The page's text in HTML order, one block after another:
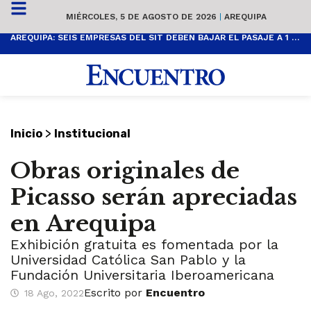
MIÉRCOLES, 5 DE AGOSTO DE 2026 | AREQUIPA
AREQUIPA: SEIS EMPRESAS DEL SIT DEBEN BAJAR EL PASAJE A 1 SOL
Inicio > Institucional
Obras originales de
Picasso serán apreciadas
en Arequipa
Exhibición gratuita es fomentada por la
Universidad Católica San Pablo y la
Fundación Universitaria Iberoamericana
18 Ago, 2022Escrito por Encuentro